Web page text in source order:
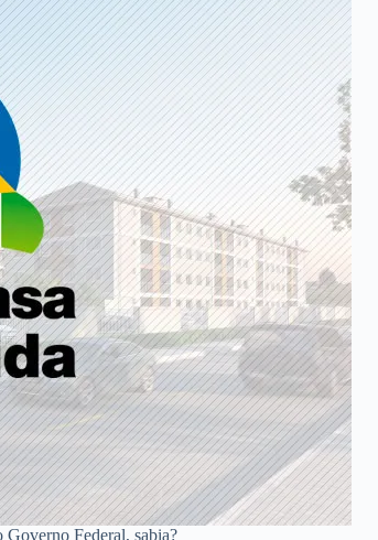
Federal, sabia?